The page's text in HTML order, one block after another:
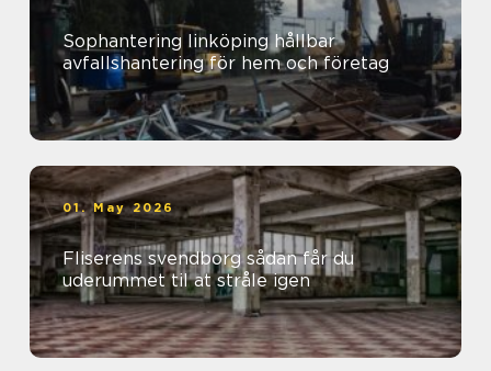
Sophantering linköping hållbar
avfallshantering för hem och företag
01. May 2026
Fliserens svendborg sådan får du
uderummet til at stråle igen